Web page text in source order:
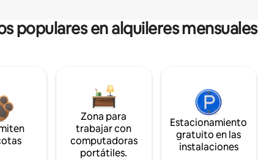
populares en alquileres mensuales
Zona para
trabajar con
computadoras
portátiles.
Estacionamiento
gratuito en las
instalaciones